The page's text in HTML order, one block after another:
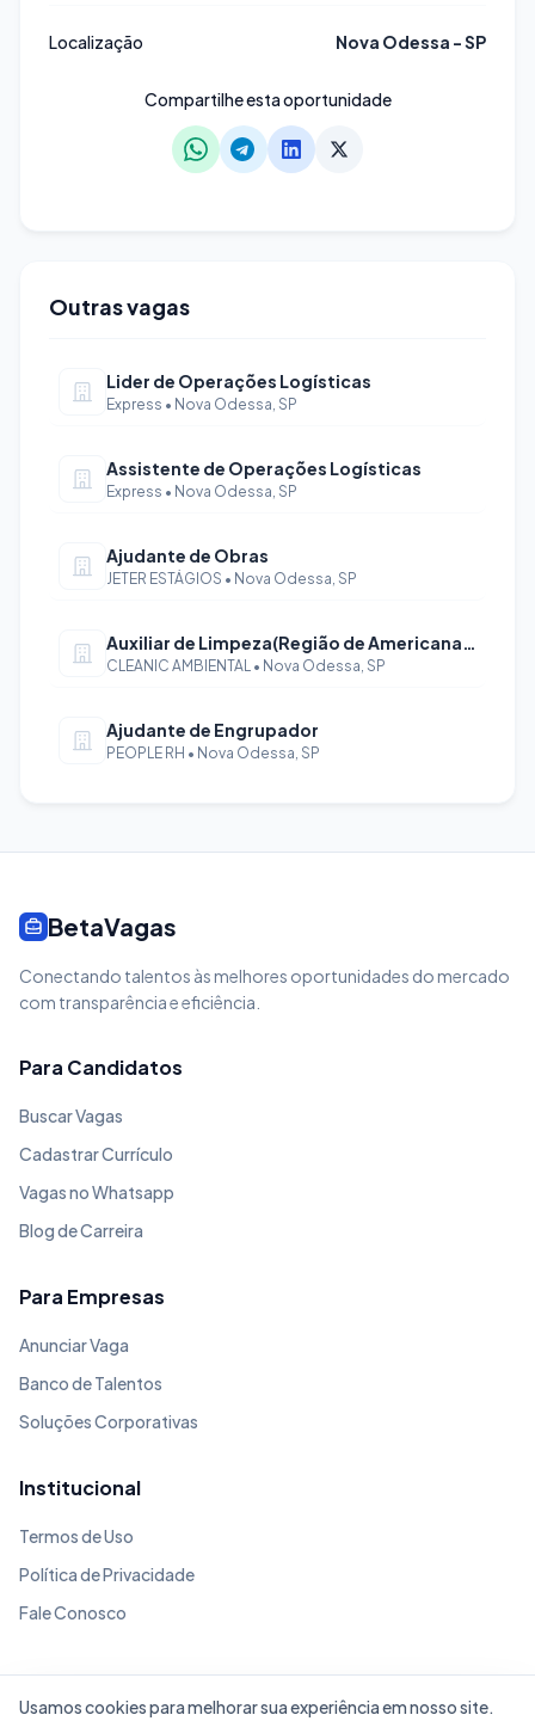
Localização Nova Odessa - SP
Compartilhe esta oportunidade
Outras vagas
Lider de Operações Logísticas
Express • Nova Odessa, SP
Assistente de Operações Logísticas
Express • Nova Odessa, SP
Ajudante de Obras
JETER ESTÁGIOS • Nova Odessa, SP
Auxiliar de Limpeza(Região de Americana, Sumaré, Nova Odessa e Sta. Bárbara)
CLEANIC AMBIENTAL • Nova Odessa, SP
Ajudante de Engrupador
PEOPLE RH • Nova Odessa, SP
BetaVagas
Conectando talentos às melhores oportunidades do mercado
com transparência e eficiência.
Para Candidatos
Buscar Vagas
Cadastrar Currículo
Vagas no Whatsapp
Blog de Carreira
Para Empresas
Anunciar Vaga
Banco de Talentos
Soluções Corporativas
Institucional
Termos de Uso
Política de Privacidade
Fale Conosco
Usamos cookies para melhorar sua experiência em nosso site.